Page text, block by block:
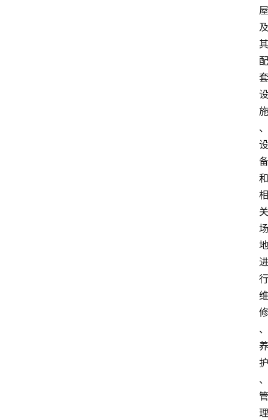
屋
及
其
配
套
设
施
、
设
备
和
相
关
场
地
进
行
维
修
、
养
护
、
管
理